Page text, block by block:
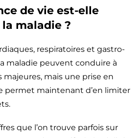
de vie est-elle
maladie ?
respiratoires et gastro-
maladie peuvent conduire à
mais une prise en
permet maintenant d’en limiter
que l’on trouve parfois sur